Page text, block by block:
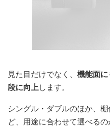
見た目だけでなく、 機能面
段に向上します。
シングル・ダブルのほか、
ど、用途に合わせて選べるの